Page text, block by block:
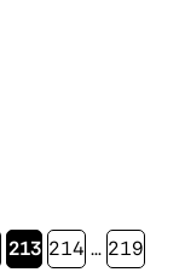
Page
213 Page
214 … Page
219